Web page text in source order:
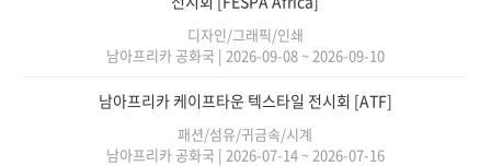
디자인/그래픽/인쇄
남아프리카 공화국 | 2026-09-08 ~ 2026-09-10
남아프리카 케이프타운 텍스타일 전시회 [ATF]
패션/섬유/귀금속/시계
남아프리카 공화국 | 2026-07-14 ~ 2026-07-16